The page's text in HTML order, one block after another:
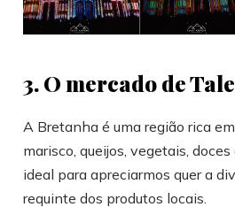
3. O mercado de
A Bretanha é uma região rica
marisco, queijos, vegetais,
ideal para apreciarmos quer a
requinte dos produtos locais.